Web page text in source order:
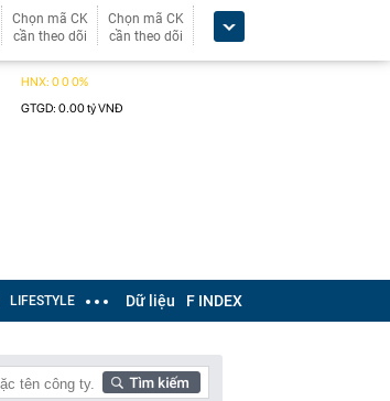
Chọn mã CK
cần theo dõi
Chọn mã CK
cần theo dõi
LIFESTYLE Dữ liệu F INDEX